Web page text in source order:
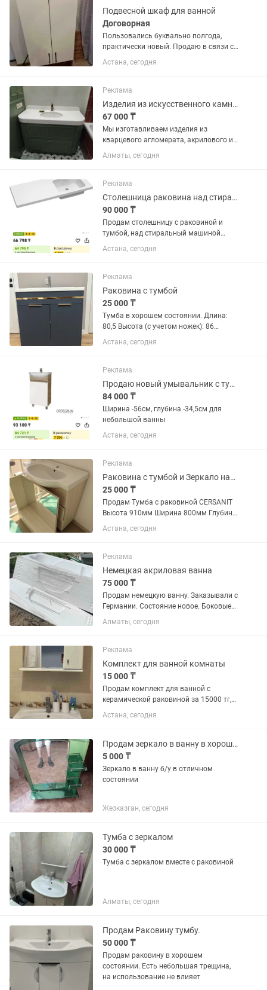
Подвесной шкаф для ванной
Договорная
Пользовались буквально полгода,
практически новый. Продаю в связи с
ремонтом и теперь не подходит по
размеру и дизайну
Астана, сегодня
Реклама
Изделия из искусственного камня столешницы, мойки, подоконники на заказ
67 000 ₸
Мы изготавливаем изделия из
кварцевого агломерата, акрилового и
искусственного камня на заказ:
Изделия: кухонные столешницы,
подоконники, встроенные мойки/
раковины из...
Алматы, сегодня
Реклама
Столешница раковина над стиральную машину
90 000 ₸
Продам столешницу с раковиной и
тумбой, над стиральный машиной
размер 120:50 Новый в упаковке
Астана, сегодня
Реклама
Раковина с тумбой
25 000 ₸
Тумба в хорошем состоянии. Длина:
80,5 Высота (с учетом ножек): 86
Ширина: 47 Кран в подарок
Астана, сегодня
Реклама
Продаю новый умывальник с тумбой , зеркало с полочками - небольшой
84 000 ₸
Ширина -56см, глубина -34,5см для
небольшой ванны
Астана, сегодня
Реклама
Раковина с тумбой и Зеркало навесной шкаф.
25 000 ₸
Продам Тумба с раковиной CERSANIT
Высота 910мм Ширина 800мм Глубина
500мм Глубина тумбы 340мм Зеркало
Высота 700мм Ширина 800мм глубина
Астана, сегодня
Реклама
Немецкая акриловая ванна
75 000 ₸
Продам немецкую ванну. Заказывали с
Германии. Состояние новое. Боковые
стенки в пленке. Обошлась в 312000
тг.Размер 194х95к. Ванна шикарная.
звоните. Отдам в...
Алматы, сегодня
Реклама
Комплект для ванной комнаты
15 000 ₸
Продам комплект для ванной с
керамической раковиной за 15000 тг,
небольшой торг
Астана, сегодня
Продам зеркало в ванну в хорошем состоянии
5 000 ₸
Зеркало в ванну б/у в отличном
состоянии
Жезказган, сегодня
Тумба с зеркалом
30 000 ₸
Тумба с зеркалом вместе с раковиной
Алматы, сегодня
Продам Раковину тумбу.
50 000 ₸
Продам раковину в хорошем
состоянии. Есть небольшая трещина,
на использование не влияет